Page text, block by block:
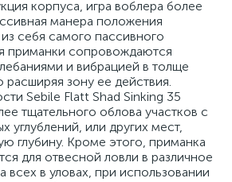
корпуса, игра воблера более
манера положения
себя самого пассивного
приманки сопровождаются
и вибрацией в толще
зону ее действия.
Sebile Flatt Shad Sinking 35
тщательного облова участков с
углублений, или других мест,
глубину. Кроме этого, приманка
для отвесной ловли в различное
всех в уловах, при использовании